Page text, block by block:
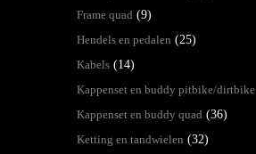
Frame quad (9)
Hendels en pedalen (25)
Kabels (14)
Kappenset en buddy pitbike/dirtbike
Kappenset en buddy quad (36)
Ketting en tandwielen (32)